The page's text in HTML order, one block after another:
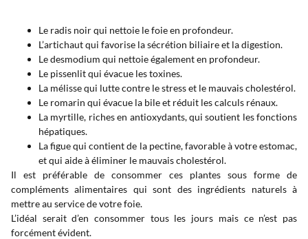
Le radis noir qui nettoie le foie en profondeur.
L’artichaut qui favorise la sécrétion biliaire et la digestion.
Le desmodium qui nettoie également en profondeur.
Le pissenlit qui évacue les toxines.
La mélisse qui lutte contre le stress et le mauvais cholestérol.
Le romarin qui évacue la bile et réduit les calculs rénaux.
La myrtille, riches en antioxydants, qui soutient les fonctions
hépatiques.
La figue qui contient de la pectine, favorable à votre estomac,
et qui aide à éliminer le mauvais cholestérol.
Il est préférable de consommer ces plantes sous forme de
compléments alimentaires qui sont des ingrédients naturels à
mettre au service de votre foie.
L’idéal serait d’en consommer tous les jours mais ce n’est pas
forcément évident.